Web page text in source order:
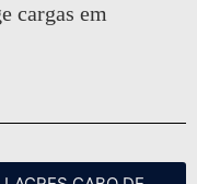
cargas em